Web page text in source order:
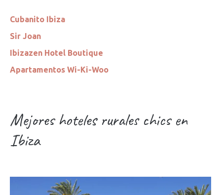
Cubanito Ibiza
Sir Joan
Ibizazen Hotel Boutique
Apartamentos Wi-Ki-Woo
Mejores hoteles rurales chics en
Ibiza